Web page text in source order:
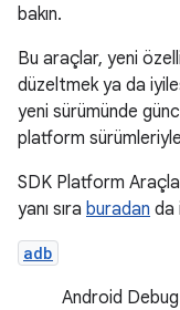
bakın.
Bu araçlar, yeni
düzeltmek ya da
yeni sürümünde
platform
SDK Platform
yanı sıra buradan da
adb
Android